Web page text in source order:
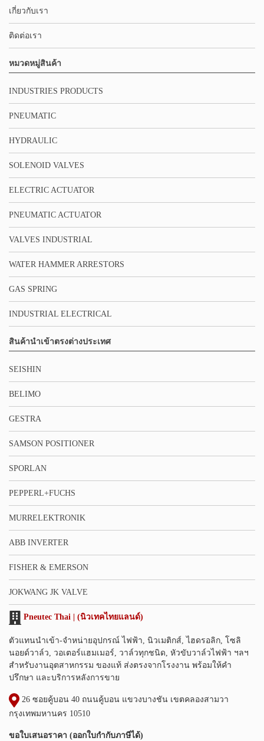
เกี่ยวกับเรา
ติดต่อเรา
หมวดหมู่สินค้า
INDUSTRIES PRODUCTS
PNEUMATIC
HYDRAULIC
SOLENOID VALVES
ELECTRIC ACTUATOR
PNEUMATIC ACTUATOR
VALVES INDUSTRIAL
WATER HAMMER ARRESTORS
GAS SPRING
INDUSTRIAL ELECTRICAL
สินค้านำเข้าตรงต่างประเทศ
SEISHIN
BELIMO
GESTRA
SAMSON POSITIONER
SPORLAN
PEPPERL+FUCHS
MURRELEKTRONIK
ABB INVERTER
FISHER & EMERSON
JOKWANG JK VALVE
Pneutec Thai | (นิวเทคไทยแลนด์)
ตัวแทนนำเข้า-จำหน่ายอุปกรณ์ ไฟฟ้า, นิวเมติกส์, ไฮดรอลิก, โซลิ
นอยด์วาล์ว, วอเตอร์แฮมเมอร์, วาล์วทุกชนิด, หัวขับวาล์วไฟฟ้า ฯลฯ
สำหรับงานอุตสาหกรรม ของแท้ ส่งตรงจากโรงงาน พร้อมให้คำ
ปรึกษา และบริการหลังการขาย
26 ซอยคู้บอน 40 ถนนคู้บอน แขวงบางชัน เขตคลองสามวา
กรุงเทพมหานคร 10510
ขอใบเสนอราคา (ออกใบกำกับภาษีได้)